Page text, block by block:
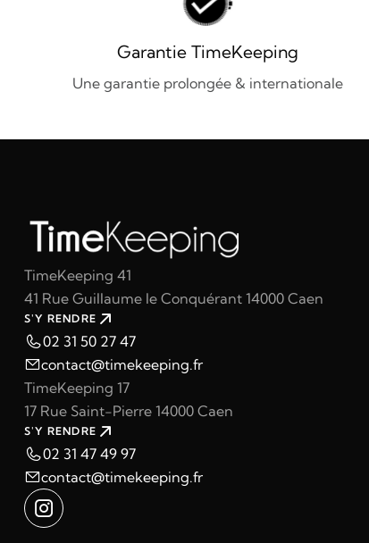
Garantie TimeKeeping
Une garantie prolongée & internationale
TimeKeeping 41
41 Rue Guillaume le Conquérant 14000 Caen
S'Y RENDRE
02 31 50 27 47
contact@timekeeping.fr
TimeKeeping 17
17 Rue Saint-Pierre 14000 Caen
S'Y RENDRE
02 31 47 49 97
contact@timekeeping.fr